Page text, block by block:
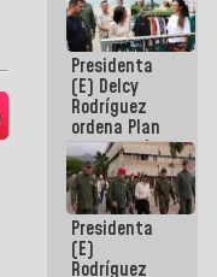
baloncesto
por su
clasificación
a la
AmeriCup
2027
Presidenta
(E) Delcy
Rodríguez
ordena Plan
maestro de
desarrollo
logístico y
turístico
para La
Guaira
Presidenta
(E)
Rodríguez